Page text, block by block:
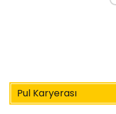
Pul Karyerası